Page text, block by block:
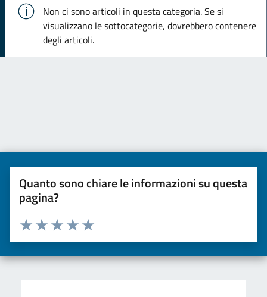
Info
Non ci sono articoli in questa categoria. Se si
visualizzano le sottocategorie, dovrebbero contenere
degli articoli.
Quanto sono chiare le informazioni su questa
pagina?
Valuta da 1 a 5 stelle la pagina
Valuta 5 stelle su 5
Valuta 4 stelle su 5
Valuta 3 stelle su 5
Valuta 2 stelle su 5
Valuta una stella su 5